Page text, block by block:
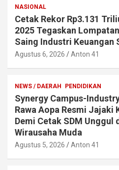
NASIONAL
Cetak Rekor Rp3.131
2025 Tegaskan
Saing Industri Keuangan
Agustus 6, 2026 Anton 41
NEWS / DAERAH PENDIDIKAN
Synergy Campus-
Rawa Aopa Resmi
Demi Cetak SDM Unggul
Wirausaha Muda
Agustus 5, 2026 Anton 41